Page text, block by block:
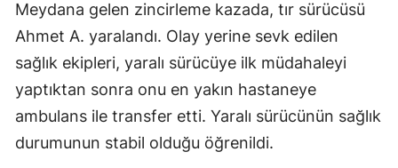
Meydana gelen zincirleme kazada, tır sürücüsü
Ahmet A. yaralandı. Olay yerine sevk edilen
sağlık ekipleri, yaralı sürücüye ilk müdahaleyi
yaptıktan sonra onu en yakın hastaneye
ambulans ile transfer etti. Yaralı sürücünün sağlık
durumunun stabil olduğu öğrenildi.